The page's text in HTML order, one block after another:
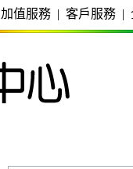
加值服務 | 客戶服務 |